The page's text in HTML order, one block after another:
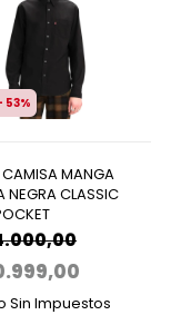
53%
CAMISA MANGA
NEGRA CLASSIC
Sin Impuestos